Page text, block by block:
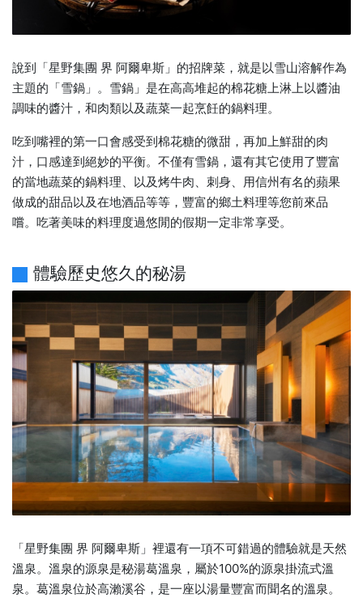
說到「星野集團 界 阿爾卑斯」的招牌菜，就是以雪山溶解作為
主題的「雪鍋」。雪鍋」是在高高堆起的棉花糖上淋上以醬油
調味的醬汁，和肉類以及蔬菜一起烹飪的鍋料理。
吃到嘴裡的第一口會感受到棉花糖的微甜，再加上鮮甜的肉
汁，口感達到絕妙的平衡。不僅有雪鍋，還有其它使用了豐富
的當地蔬菜的鍋料理、以及烤牛肉、刺身、用信州有名的蘋果
做成的甜品以及在地酒品等等，豐富的鄉土料理等您前來品
嚐。吃著美味的料理度過悠閒的假期一定非常享受。
體驗歷史悠久的秘湯
「星野集團 界 阿爾卑斯」裡還有一項不可錯過的體驗就是天然
溫泉。溫泉的源泉是秘湯葛溫泉，屬於100%的源泉掛流式溫
泉。葛溫泉位於高瀨溪谷，是一座以湯量豐富而聞名的溫泉。